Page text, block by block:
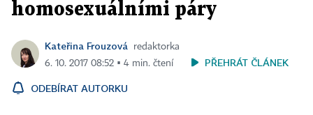
homosexuálními páry
Kateřina Frouzová
redaktorka
6. 10. 2017 08:52 ▪ 4 min. čtení
PŘEHRÁT ČLÁNEK
ODEBÍRAT AUTORKU